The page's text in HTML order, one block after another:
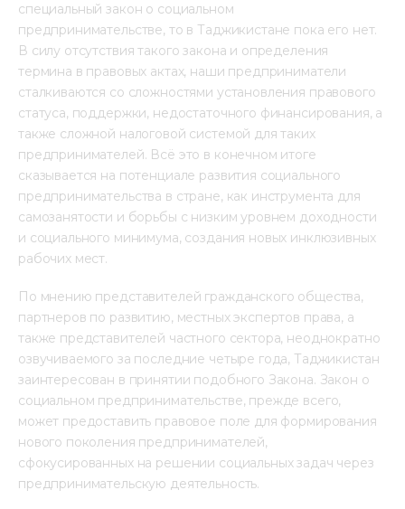
специальный закон о социальном
предпринимательстве, то в Таджикистане пока его нет.
В силу отсутствия такого закона и определения
термина в правовых актах, наши предприниматели
сталкиваются со сложностями установления правового
статуса, поддержки, недостаточного финансирования, а
также сложной налоговой системой для таких
предпринимателей. Всё это в конечном итоге
сказывается на потенциале развития социального
предпринимательства в стране, как инструмента для
самозанятости и борьбы с низким уровнем доходности
и социального минимума, создания новых инклюзивных
рабочих мест.
По мнению представителей гражданского общества,
партнеров по развитию, местных экспертов права, а
также представителей частного сектора, неоднократно
озвучиваемого за последние четыре года, Таджикистан
заинтересован в принятии подобного Закона. Закон о
социальном предпринимательстве, прежде всего,
может предоставить правовое поле для формирования
нового поколения предпринимателей,
сфокусированных на решении социальных задач через
предпринимательскую деятельность.